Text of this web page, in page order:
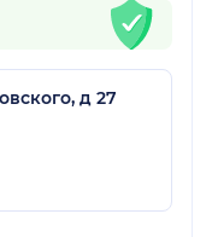
д 27